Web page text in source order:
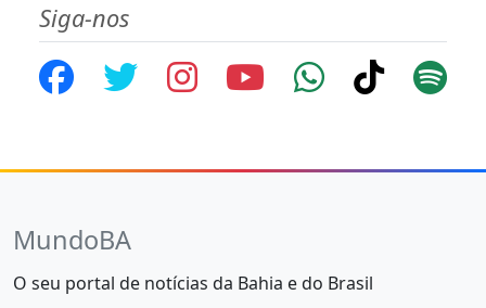
Siga-nos
MundoBA
O seu portal de notícias da Bahia e do Brasil